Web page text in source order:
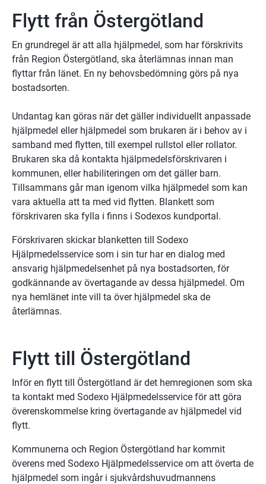
Flytt från Östergötland
En grundregel är att alla hjälpmedel, som har förskrivits
från Region Östergötland, ska återlämnas innan man
flyttar från länet. En ny behovsbedömning görs på nya
bostadsorten.
Undantag kan göras när det gäller individuellt anpassade
hjälpmedel eller hjälpmedel som brukaren är i behov av i
samband med flytten, till exempel rullstol eller rollator.
Brukaren ska då kontakta hjälpmedelsförskrivaren i
kommunen, eller habiliteringen om det gäller barn.
Tillsammans går man igenom vilka hjälpmedel som kan
vara aktuella att ta med vid flytten. Blankett som
förskrivaren ska fylla i finns i Sodexos kundportal.
Förskrivaren skickar blanketten till Sodexo
Hjälpmedelsservice som i sin tur har en dialog med
ansvarig hjälpmedelsenhet på nya bostadsorten, för
godkännande av övertagande av dessa hjälpmedel. Om
nya hemlänet inte vill ta över hjälpmedel ska de
återlämnas.
Flytt till Östergötland
Inför en flytt till Östergötland är det hemregionen som ska
ta kontakt med Sodexo Hjälpmedelsservice för att göra
överenskommelse kring övertagande av hjälpmedel vid
flytt.
Kommunerna och Region Östergötland har kommit
överens med Sodexo Hjälpmedelsservice om att överta de
hjälpmedel som ingår i sjukvårdshuvudmannens